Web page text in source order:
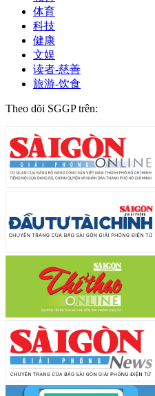
体育
科技
健康
文娱
读者-慈善
旅游-饮食
Theo dõi SGGP trên: